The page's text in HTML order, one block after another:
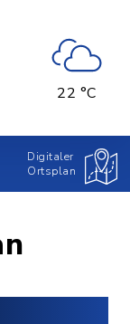
22 °C
Digitaler
Ortsplan